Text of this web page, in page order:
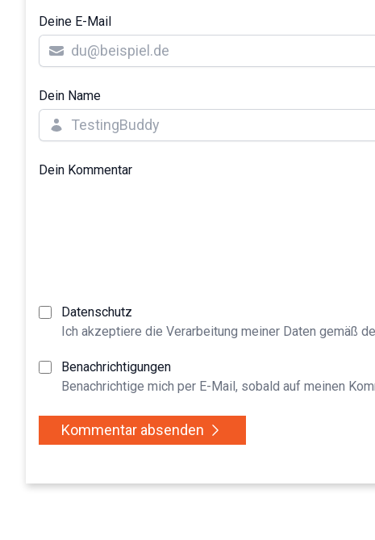
Deine E-Mail
Dein Name
Dein Kommentar
Datenschutz
Ich akzeptiere die Verarbeitung meiner Daten gemäß
Benachrichtigungen
Benachrichtige mich per E-Mail, sobald auf meinen
Kommentar absenden